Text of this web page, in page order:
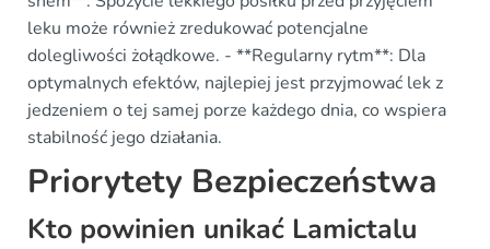
leku może również zredukować potencjalne
dolegliwości żołądkowe. - **Regularny rytm**: Dla
optymalnych efektów, najlepiej jest przyjmować lek z
jedzeniem o tej samej porze każdego dnia, co wspiera
stabilność jego działania.
Priorytety Bezpieczeństwa
Kto powinien unikać Lamictalu